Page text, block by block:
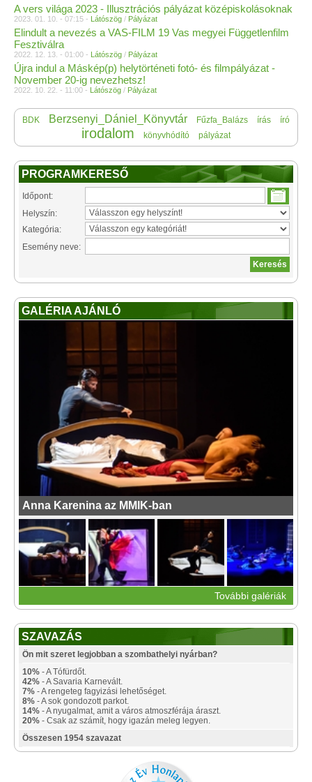
A vers világa 2023 - Illusztrációs pályázat középiskolásoknak
2023. 01. 10. - 07:15 - Látószög / Pályázat
Elindult a nevezés a VAS-FILM 19 Vas megyei Függetlenfilm
Fesztiválra
2022. 12. 13. - 01:00 - Látószög / Pályázat
Újra indul a Máskép(p) helytörténeti fotó- és filmpályázat -
November 20-ig nevezhetsz!
2022. 10. 22. - 11:00 - Látószög / Pályázat
BDK Berzsenyi_Dániel_Könyvtár Fűzfa_Balázs írás író
irodalom könyvhódító pályázat
PROGRAMKERESŐ
Időpont:
Helyszín:
Kategória:
Esemény neve:
GALÉRIA AJÁNLÓ
Anna Karenina az MMIK-ban
További galériák
SZAVAZÁS
Ön mit szeret legjobban a szombathelyi nyárban?
10% - A Tófürdőt.
42% - A Savaria Karnevált.
7% - A rengeteg fagyizási lehetőséget.
8% - A sok gondozott parkot.
14% - A nyugalmat, amit a város atmoszférája áraszt.
20% - Csak az számít, hogy igazán meleg legyen.
Összesen 1954 szavazat